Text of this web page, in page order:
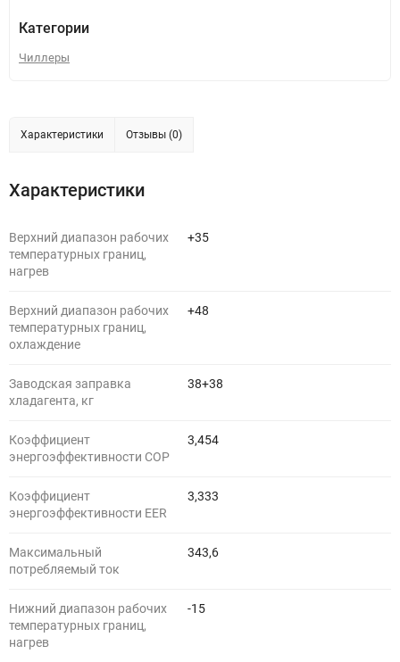
Категории
Чиллеры
Характеристики Отзывы (0)
Характеристики
Верхний диапазон рабочих
температурных границ,
нагрев
+35
Верхний диапазон рабочих
температурных границ,
охлаждение
+48
Заводская заправка
хладагента, кг
38+38
Коэффициент
энергоэффективности COP
3,454
Коэффициент
энергоэффективности EER
3,333
Максимальный
потребляемый ток
343,6
Нижний диапазон рабочих
температурных границ,
нагрев
-15